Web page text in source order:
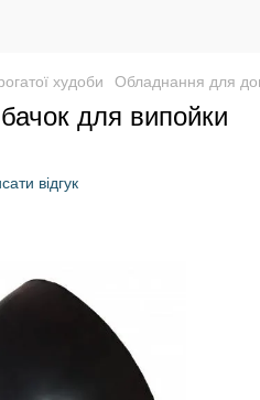
худоби Обладнання для
для випойки
відгук